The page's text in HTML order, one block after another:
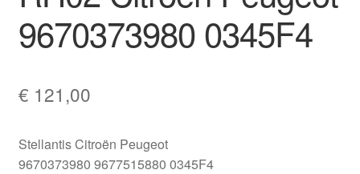
9670373980 0345F4
€ 121,00
Stellantis Citroën Peugeot
9670373980 9677515880 0345F4